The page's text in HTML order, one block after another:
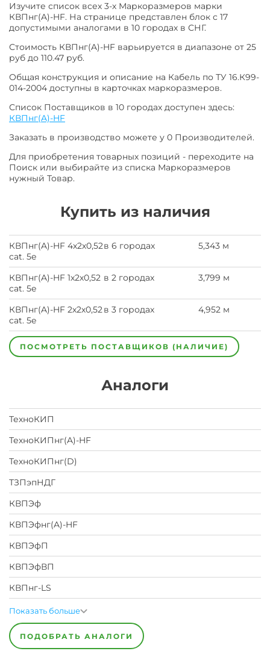
Изучите список всех 3-х Маркоразмеров марки
КВПнг(A)-HF. На странице представлен блок с 17
допустимыми аналогами в 10 городах в СНГ.
Стоимость КВПнг(A)-HF варьируется в диапазоне от 25
руб до 110.47 руб.
Общая конструкция и описание на Кабель по ТУ 16.К99-
014-2004 доступны в карточках маркоразмеров.
Список Поставщиков в 10 городах доступен здесь:
КВПнг(A)-HF
Заказать в производство можете у 0 Производителей.
Для приобретения товарных позиций - переходите на
Поиск или выбирайте из списка Маркоразмеров
нужный Товар.
Купить из наличия
КВПнг(A)-HF 4х2х0,52
cat. 5e
в 6 городах 5,343 м
КВПнг(A)-HF 1х2х0,52
cat. 5e
в 2 городах 3,799 м
КВПнг(A)-HF 2х2х0,52
cat. 5e
в 3 городах 4,952 м
ПОСМОТРЕТЬ ПОСТАВЩИКОВ (НАЛИЧИЕ)
Аналоги
ТехноКИП
ТехноКИПнг(A)-HF
ТехноКИПнг(D)
ТЗПэпНДГ
КВПЭф
КВПЭфнг(A)-HF
КВПЭфП
КВПЭфВП
КВПнг-LS
Показать больше
ПОДОБРАТЬ АНАЛОГИ